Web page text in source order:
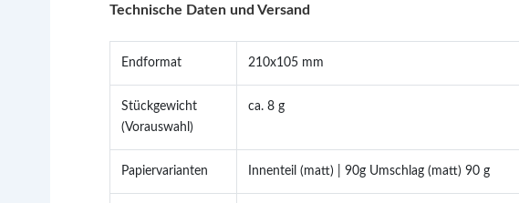
Technische Daten und Versand
Endformat 210x105 mm
Stückgewicht
(Vorauswahl)
ca. 8 g
Papiervarianten Innenteil (matt) | 90g Umschlag (matt) 90 g